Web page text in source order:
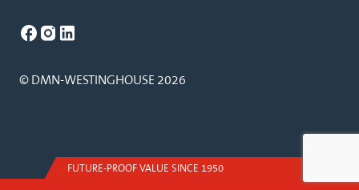
© DMN-WESTINGHOUSE 2026
FUTURE-PROOF VALUE SINCE 1950